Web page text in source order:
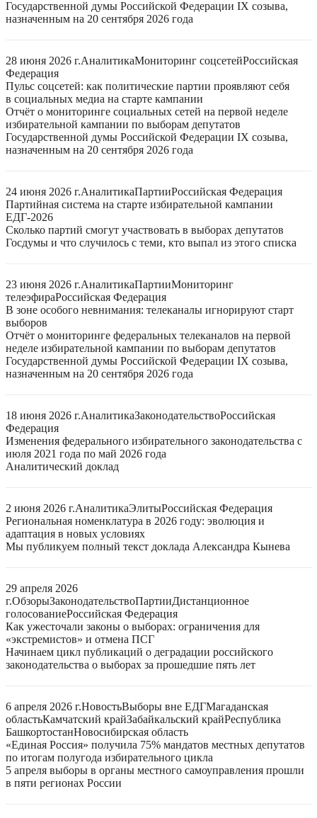
Государственной думы Российской Федерации IX созыва,
назначенным на 20 сентября 2026 года
28 июня 2026 г.АналитикаМониторинг соцсетейРоссийская
Федерация
Пульс соцсетей: как политические партии проявляют себя
в социальных медиа на старте кампании
Отчёт о мониторинге социальных сетей на первой неделе
избирательной кампании по выборам депутатов
Государственной думы Российской Федерации IX созыва,
назначенным на 20 сентября 2026 года
24 июня 2026 г.АналитикаПартииРоссийская Федерация
Партийная система на старте избирательной кампании
ЕДГ-2026
Сколько партий смогут участвовать в выборах депутатов
Госдумы и что случилось с теми, кто выпал из этого списка
23 июня 2026 г.АналитикаПартииМониторинг
телеэфираРоссийская Федерация
В зоне особого невнимания: телеканалы игнорируют старт
выборов
Отчёт о мониторинге федеральных телеканалов на первой
неделе избирательной кампании по выборам депутатов
Государственной думы Российской Федерации IX созыва,
назначенным на 20 сентября 2026 года
18 июня 2026 г.АналитикаЗаконодательствоРоссийская
Федерация
Изменения федерального избирательного законодательства с
июля 2021 года по май 2026 года
Аналитический доклад
2 июня 2026 г.АналитикаЭлитыРоссийская Федерация
Региональная номенклатура в 2026 году: эволюция и
адаптация в новых условиях
Мы публикуем полный текст доклада Александра Кынева
29 апреля 2026
г.ОбзорыЗаконодательствоПартииДистанционное
голосованиеРоссийская Федерация
Как ужесточали законы о выборах: ограничения для
«экстремистов» и отмена ПСГ
Начинаем цикл публикаций о деградации российского
законодательства о выборах за прошедшие пять лет
6 апреля 2026 г.НовостьВыборы вне ЕДГМагаданская
областьКамчатский крайЗабайкальский крайРеспублика
БашкортостанНовосибирская область
«Единая Россия» получила 75% мандатов местных депутатов
по итогам полугода избирательного цикла
5 апреля выборы в органы местного самоуправления прошли
в пяти регионах России